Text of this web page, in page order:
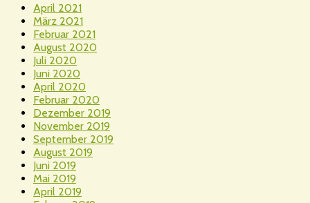
April 2021
März 2021
Februar 2021
August 2020
Juli 2020
Juni 2020
April 2020
Februar 2020
Dezember 2019
November 2019
September 2019
August 2019
Juni 2019
Mai 2019
April 2019